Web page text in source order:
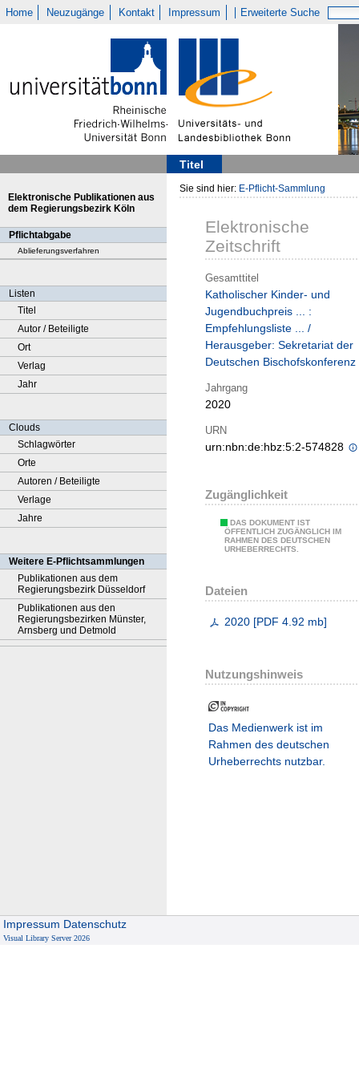
Home Neuzugänge Kontakt Impressum Erweiterte Suche
Titel
Elektronische Publikationen aus
dem Regierungsbezirk Köln
Pflichtabgabe
Ablieferungsverfahren
Listen
Titel
Autor / Beteiligte
Ort
Verlag
Jahr
Clouds
Schlagwörter
Orte
Autoren / Beteiligte
Verlage
Jahre
Weitere E-Pflichtsammlungen
Publikationen aus dem
Regierungsbezirk Düsseldorf
Publikationen aus den
Regierungsbezirken Münster,
Arnsberg und Detmold
Sie sind hier: E-Pflicht-Sammlung
Elektronische
Zeitschrift
Gesamttitel
Katholischer Kinder- und
Jugendbuchpreis ... :
Empfehlungsliste ... /
Herausgeber: Sekretariat der
Deutschen Bischofskonferenz
Jahrgang
2020
URN
urn:nbn:de:hbz:5:2-574828
Zugänglichkeit
DAS DOKUMENT IST
ÖFFENTLICH ZUGÄNGLICH IM
RAHMEN DES DEUTSCHEN
URHEBERRECHTS.
Dateien
2020 [PDF 4.92 mb]
Nutzungshinweis
Das Medienwerk ist im
Rahmen des deutschen
Urheberrechts nutzbar.
Impressum Datenschutz
Visual Library Server 2026